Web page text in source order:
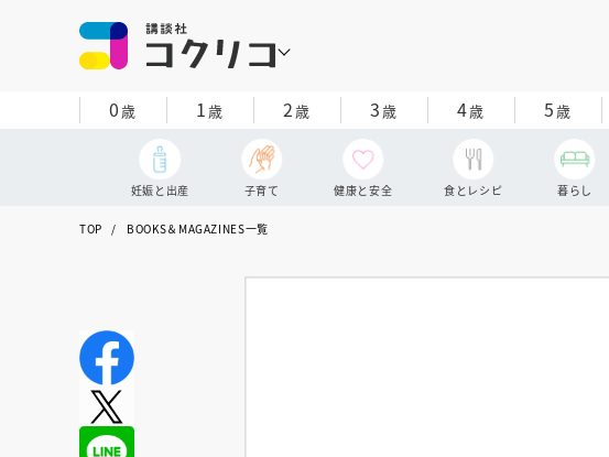
0歳 1歳 2歳 3歳 4歳 5歳
妊娠と出産 子育て 健康と安全 食とレシピ 暮らし
TOP BOOKS＆MAGAZINES一覧